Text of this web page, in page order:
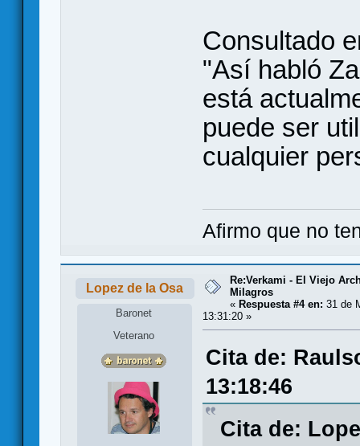
Consultado
"Así habló
está
puede ser
cualquier
Afirmo que no
Lopez de la Osa
Baronet
Veterano
Re:Verkami - El Viejo
Milagros
« Respuesta #4 en: 31 de
13:31:20 »
Cita de:
13:18:46
Cita de: